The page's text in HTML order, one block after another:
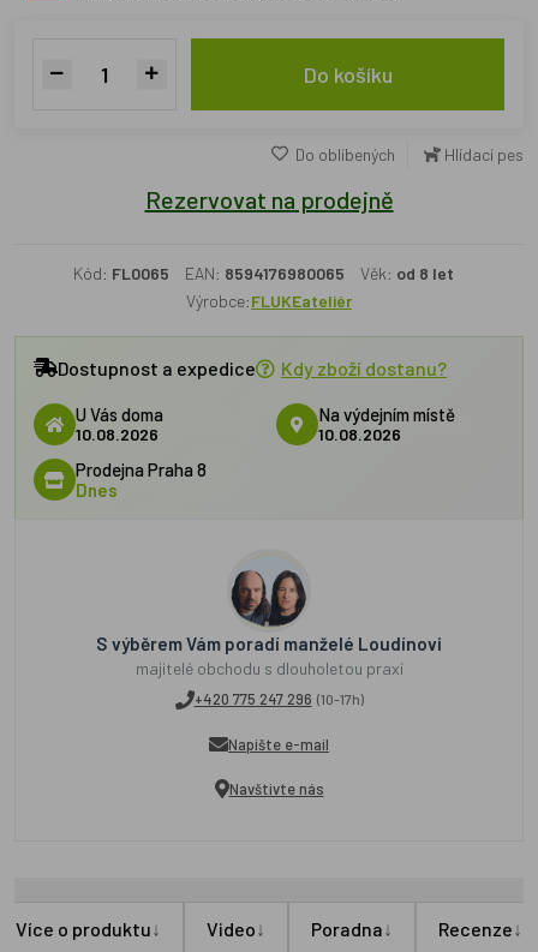
Do košíku
Do oblíbených Hlídací pes
Rezervovat na prodejně
Kód: FL0065 EAN: 8594176980065 Věk: od 8 let
Výrobce:FLUKEateliér
Dostupnost a expedice Kdy zboží dostanu?
U Vás doma
10.08.2026
Na výdejním místě
10.08.2026
Prodejna Praha 8
Dnes
S výběrem Vám poradí manželé Loudínovi
majitelé obchodu s dlouholetou praxí
+420 775 247 296 (10-17h)
Napište e-mail
Navštivte nás
Více o produktu↓ Video↓ Poradna↓ Recenze↓